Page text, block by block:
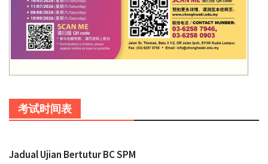
考试时间表
Jadual Ujian Bertutur BC SPM